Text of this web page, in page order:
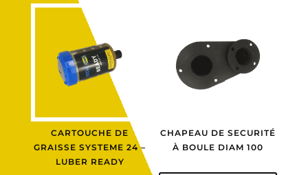
CARTOUCHE DE
GRAISSE SYSTEME 24 –
LUBER READY
CHAPEAU DE SECURITÉ
À BOULE DIAM 100